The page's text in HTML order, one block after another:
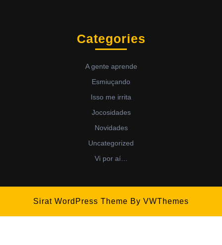
Categories
A gente aprende
Esmiuçando
Isso me irrita
Jocosidades
Novidades
Uncategorized
Vi por aí…
Sirat WordPress Theme By VWThemes